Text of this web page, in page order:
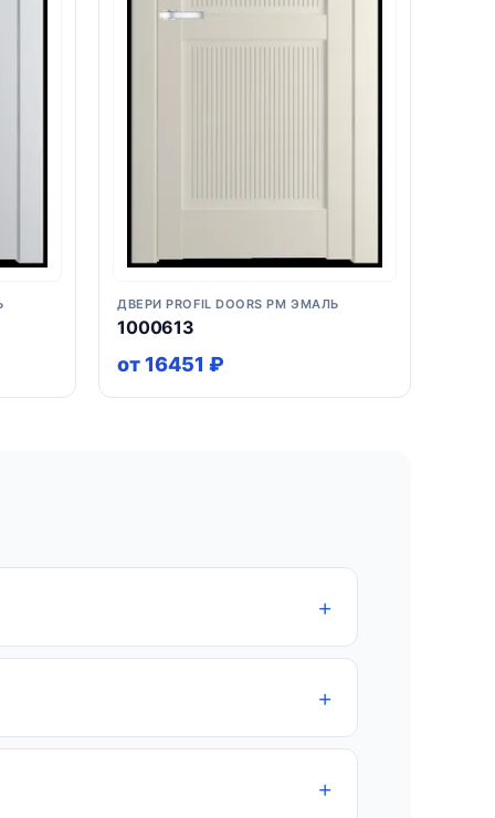
ДВЕРИ PROFIL DOORS PM ЭМАЛЬ
1000613
от 16451 ₽